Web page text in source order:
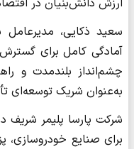
سعید ذکایی، مدیرعامل
آمادگی کامل برای
چشم‌انداز بلندمدت و
به‌عنوان شریک توسعه‌ای
شرکت پارسا پلیمر شریف
برای صنایع خودروسازی،